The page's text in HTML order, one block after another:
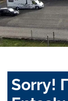
Sorry!